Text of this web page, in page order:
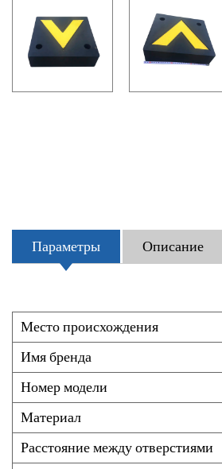
Параметры Описание
Место происхождения
Имя бренда
Номер модели
Материал
Расстояние между отверстиями